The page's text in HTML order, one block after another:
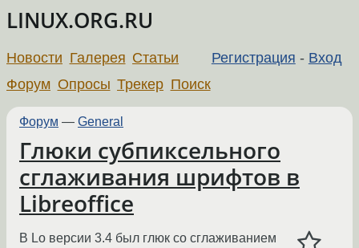
LINUX.ORG.RU
Регистрация - Вход
Новости Галерея Статьи
Форум Опросы Трекер Поиск
Форум — General
Глюки субпиксельного
сглаживания шрифтов в
Libreoffice
В Lo версии 3.4 был глюк со сглаживанием